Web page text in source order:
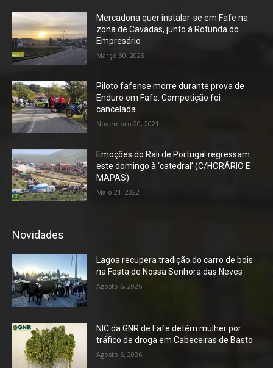
Mercadona quer instalar-se em Fafe na
zona de Cavadas, junto à Rotunda do
Empresário
Março 30, 2023
Piloto fafense morre durante prova de
Enduro em Fafe. Competição foi
cancelada.
Novembro 20, 2021
Emoções do Rali de Portugal regressam
este domingo à ‘catedral’ (C/HORÁRIO E
MAPAS)
Maio 21, 2022
Novidades
Lagoa recupera tradição do carro de bois
na Festa de Nossa Senhora das Neves
Agosto 6, 2026
NIC da GNR de Fafe detém mulher por
tráfico de droga em Cabeceiras de Basto
Agosto 6, 2026